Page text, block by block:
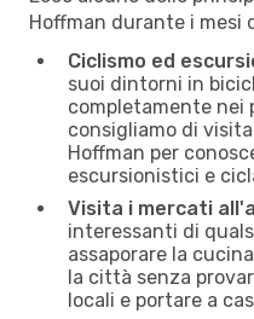
Hoffman durante i mesi
Ciclismo ed
suoi dintorni in
completamente nei
consigliamo di
Hoffman per
escursionistici e
Visita i mercati
interessanti di
assaporare la
la città senza
locali e portare a